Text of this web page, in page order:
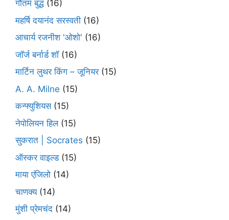
गौतम बुद्ध (16)
महर्षि दयानंद सरस्वती (16)
आचार्य रजनीश 'ओशो' (16)
जॉर्ज बर्नार्ड शॉ(16)
मार्टिन लुथर किंग – जूनियर(15)
A. A. Milne (15)
कन्फ्युशियस(15)
नेपोलियन हिल(15)
सुकरात | Socrates (15)
ऑस्कर वाइल्ड(15)
माया एंजिलो (14)
चाणक्य(14)
मुंशी प्रेमचंद (14)